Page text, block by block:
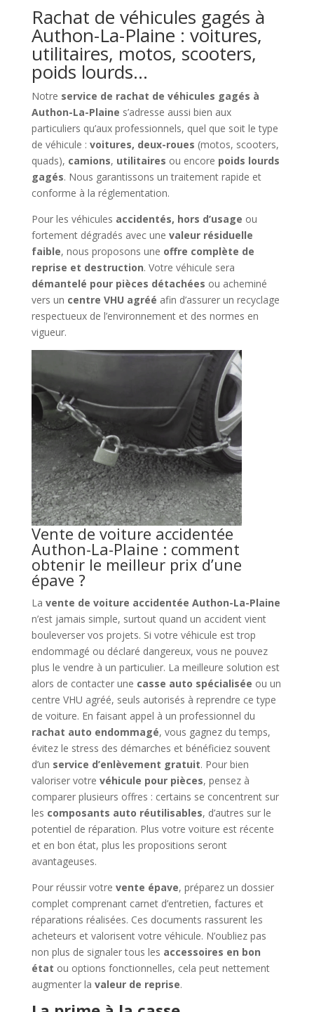
Rachat de véhicules gagés à
Authon-La-Plaine : voitures,
utilitaires, motos, scooters,
poids lourds…
Notre service de rachat de véhicules gagés à
Authon-La-Plaine s’adresse aussi bien aux
particuliers qu’aux professionnels, quel que soit le type
de véhicule : voitures, deux-roues (motos, scooters,
quads), camions, utilitaires ou encore poids lourds
gagés. Nous garantissons un traitement rapide et
conforme à la réglementation.
Pour les véhicules accidentés, hors d’usage ou
fortement dégradés avec une valeur résiduelle
faible, nous proposons une offre complète de
reprise et destruction. Votre véhicule sera
démantelé pour pièces détachées ou acheminé
vers un centre VHU agréé afin d’assurer un recyclage
respectueux de l’environnement et des normes en
vigueur.
Vente de voiture accidentée
Authon-La-Plaine : comment
obtenir le meilleur prix d’une
épave ?
La vente de voiture accidentée Authon-La-Plaine
n’est jamais simple, surtout quand un accident vient
bouleverser vos projets. Si votre véhicule est trop
endommagé ou déclaré dangereux, vous ne pouvez
plus le vendre à un particulier. La meilleure solution est
alors de contacter une casse auto spécialisée ou un
centre VHU agréé, seuls autorisés à reprendre ce type
de voiture. En faisant appel à un professionnel du
rachat auto endommagé, vous gagnez du temps,
évitez le stress des démarches et bénéficiez souvent
d’un service d’enlèvement gratuit. Pour bien
valoriser votre véhicule pour pièces, pensez à
comparer plusieurs offres : certains se concentrent sur
les composants auto réutilisables, d’autres sur le
potentiel de réparation. Plus votre voiture est récente
et en bon état, plus les propositions seront
avantageuses.
Pour réussir votre vente épave, préparez un dossier
complet comprenant carnet d’entretien, factures et
réparations réalisées. Ces documents rassurent les
acheteurs et valorisent votre véhicule. N’oubliez pas
non plus de signaler tous les accessoires en bon
état ou options fonctionnelles, cela peut nettement
augmenter la valeur de reprise.